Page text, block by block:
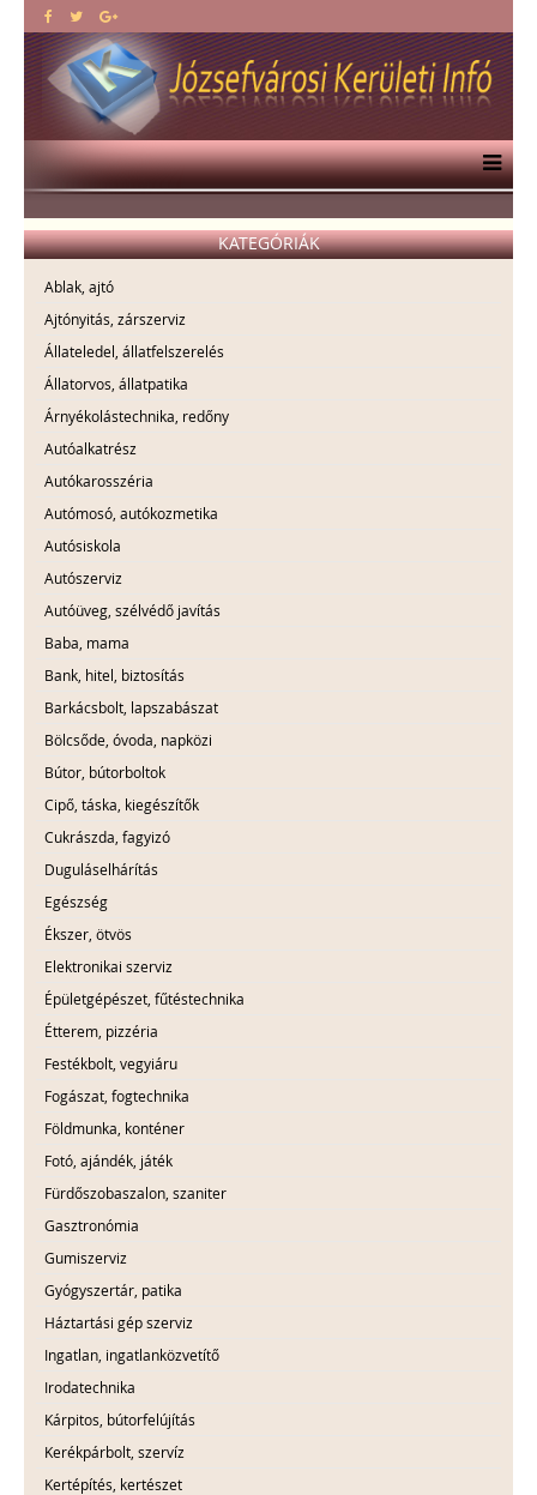
KATEGÓRIÁK
Ablak, ajtó
Ajtónyitás, zárszerviz
Állateledel, állatfelszerelés
Állatorvos, állatpatika
Árnyékolástechnika, redőny
Autóalkatrész
Autókarosszéria
Autómosó, autókozmetika
Autósiskola
Autószerviz
Autóüveg, szélvédő javítás
Baba, mama
Bank, hitel, biztosítás
Barkácsbolt, lapszabászat
Bölcsőde, óvoda, napközi
Bútor, bútorboltok
Cipő, táska, kiegészítők
Cukrászda, fagyizó
Duguláselhárítás
Egészség
Ékszer, ötvös
Elektronikai szerviz
Épületgépészet, fűtéstechnika
Étterem, pizzéria
Festékbolt, vegyiáru
Fogászat, fogtechnika
Földmunka, konténer
Fotó, ajándék, játék
Fürdőszobaszalon, szaniter
Gasztronómia
Gumiszerviz
Gyógyszertár, patika
Háztartási gép szerviz
Ingatlan, ingatlanközvetítő
Irodatechnika
Kárpitos, bútorfelújítás
Kerékpárbolt, szervíz
Kertépítés, kertészet